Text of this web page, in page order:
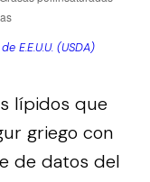
E.E.U.U. (USDA)
lípidos que
griego con
de datos del